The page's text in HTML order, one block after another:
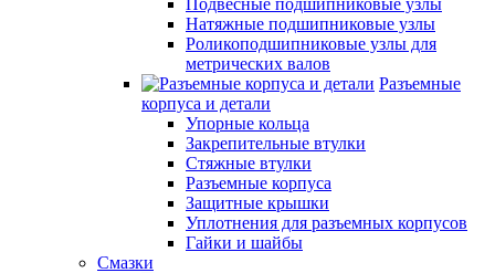
Подвесные подшипниковые узлы
Натяжные подшипниковые узлы
Роликоподшипниковые узлы для
метрических валов
Разъемные
корпуса и детали
Упорные кольца
Закрепительные втулки
Стяжные втулки
Разъемные корпуса
Защитные крышки
Уплотнения для разъемных корпусов
Гайки и шайбы
Смазки